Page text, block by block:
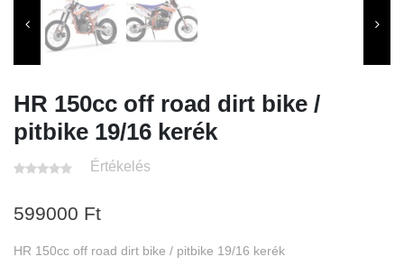
HR 150cc off road dirt bike /
pitbike 19/16 kerék
Értékelés
599000 Ft
HR 150cc off road dirt bike / pitbike 19/16 kerék